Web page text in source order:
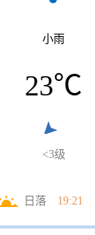
小雨
23℃
<3级
日落 19:21